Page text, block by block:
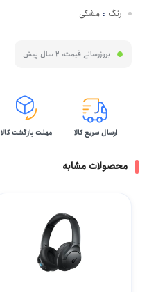
رنگ : مشکی
بروزرسانی قیمت: 2 سال پیش
ارسال سریع کالا مهلت بازگشت کالا
محصولات مشابه